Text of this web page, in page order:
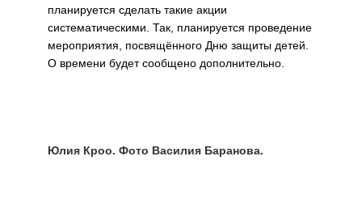
планируется сделать такие акции
систематическими. Так, планируется проведение
мероприятия, посвящённого Дню защиты детей.
О времени будет сообщено дополнительно.
Юлия Кроо. Фото Василия Баранова.